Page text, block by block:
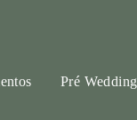
Pré Wedding